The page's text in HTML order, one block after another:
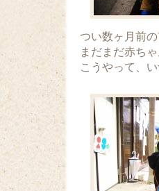
つい数ヶ月前の
まだまだ赤ち
こうやって、